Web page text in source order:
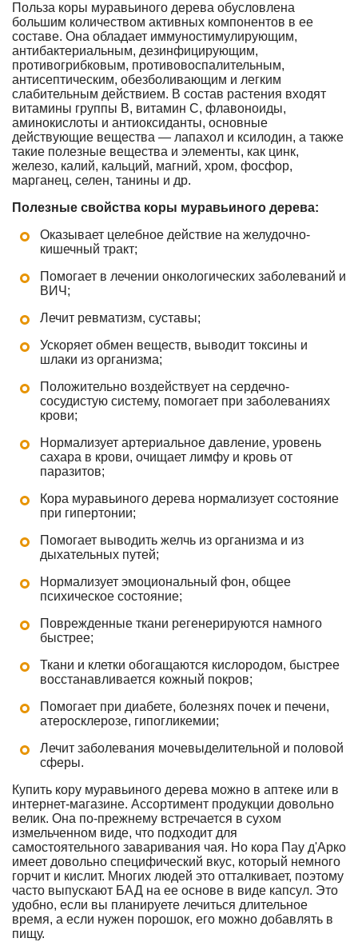
Польза коры муравьиного дерева обусловлена
большим количеством активных компонентов в ее
составе. Она обладает иммуностимулирующим,
антибактериальным, дезинфицирующим,
противогрибковым, противовоспалительным,
антисептическим, обезболивающим и легким
слабительным действием. В состав растения входят
витамины группы B, витамин С, флавоноиды,
аминокислоты и антиоксиданты, основные
действующие вещества — лапахол и ксилодин, а также
такие полезные вещества и элементы, как цинк,
железо, калий, кальций, магний, хром, фосфор,
марганец, селен, танины и др.
Полезные свойства коры муравьиного дерева:
Оказывает целебное действие на желудочно-
кишечный тракт;
Помогает в лечении онкологических заболеваний и
ВИЧ;
Лечит ревматизм, суставы;
Ускоряет обмен веществ, выводит токсины и
шлаки из организма;
Положительно воздействует на сердечно-
сосудистую систему, помогает при заболеваниях
крови;
Нормализует артериальное давление, уровень
сахара в крови, очищает лимфу и кровь от
паразитов;
Кора муравьиного дерева нормализует состояние
при гипертонии;
Помогает выводить желчь из организма и из
дыхательных путей;
Нормализует эмоциональный фон, общее
психическое состояние;
Поврежденные ткани регенерируются намного
быстрее;
Ткани и клетки обогащаются кислородом, быстрее
восстанавливается кожный покров;
Помогает при диабете, болезнях почек и печени,
атеросклерозе, гипогликемии;
Лечит заболевания мочевыделительной и половой
сферы.
Купить кору муравьиного дерева можно в аптеке или в
интернет-магазине. Ассортимент продукции довольно
велик. Она по-прежнему встречается в сухом
измельченном виде, что подходит для
самостоятельного заваривания чая. Но кора Пау д'Арко
имеет довольно специфический вкус, который немного
горчит и кислит. Многих людей это отталкивает, поэтому
часто выпускают БАД на ее основе в виде капсул. Это
удобно, если вы планируете лечиться длительное
время, а если нужен порошок, его можно добавлять в
пищу.